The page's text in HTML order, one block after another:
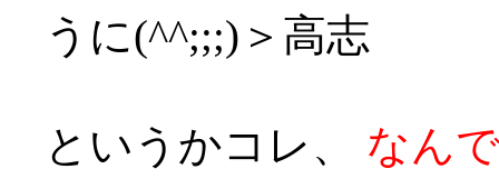
うに(^^;;;)＞高志
というかコレ、 なん